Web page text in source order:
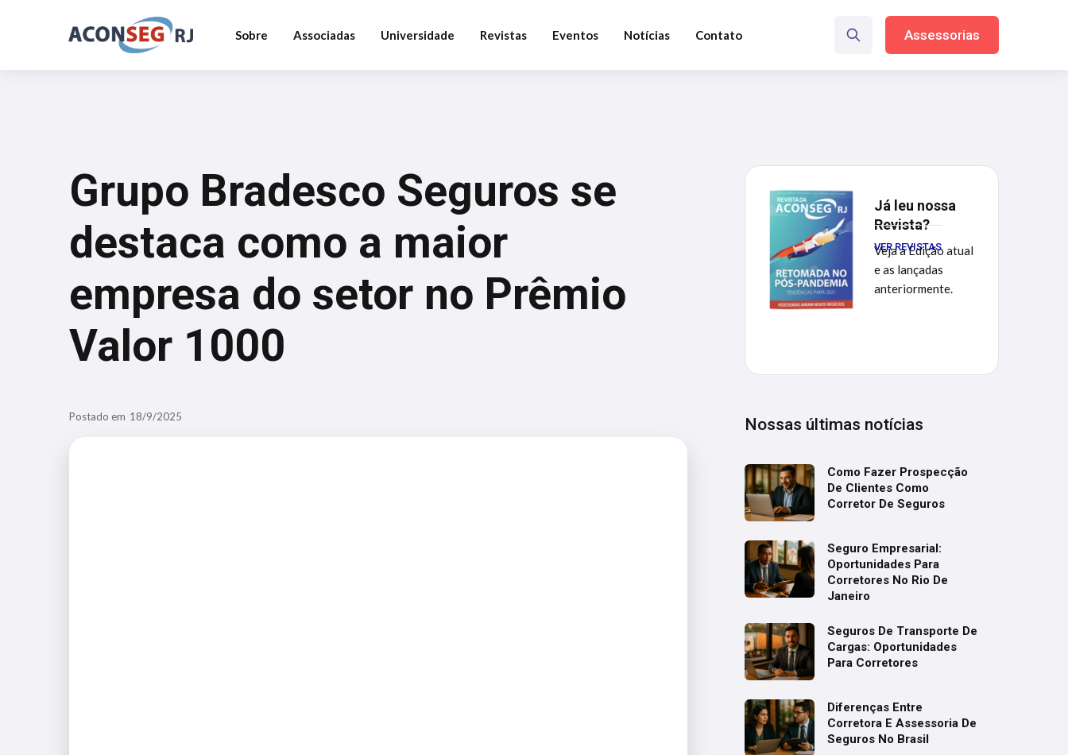
Sobre Associadas Universidade Revistas Eventos Notícias Contato Assessorias
Grupo Bradesco Seguros se
destaca como a maior
empresa do setor no Prêmio
Valor 1000
Postado em 18/9/2025
Já leu nossa
Revista?
Veja a Edição atual
e as lançadas
anteriormente.
VER REVISTAS
Nossas últimas notícias
Como Fazer Prospecção
De Clientes Como
Corretor De Seguros
Seguro Empresarial:
Oportunidades Para
Corretores No Rio De
Janeiro
Seguros De Transporte De
Cargas: Oportunidades
Para Corretores
Diferenças Entre
Corretora E Assessoria De
Seguros No Brasil